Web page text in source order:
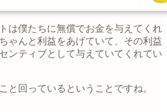
は僕たちに無償でお金を与えてくれ
ゃんと利益をあげていて、その利益
ンティブとして与えていてくれてい
と回っているということですね。